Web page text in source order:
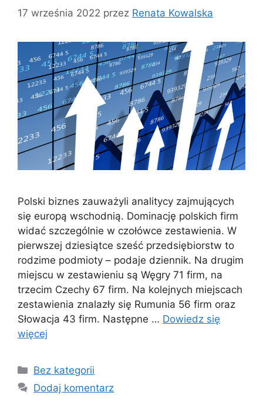
17 września 2022 przez Renata Kowalska
Polski biznes zauważyli analitycy zajmujących
się europą wschodnią. Dominację polskich firm
widać szczególnie w czołówce zestawienia. W
pierwszej dziesiątce sześć przedsiębiorstw to
rodzime podmioty – podaje dziennik. Na drugim
miejscu w zestawieniu są Węgry 71 firm, na
trzecim Czechy 67 firm. Na kolejnych miejscach
zestawienia znalazły się Rumunia 56 firm oraz
Słowacja 43 firm. Następne … Dowiedz się
więcej
Kategorie
Bez kategorii
Dodaj komentarz